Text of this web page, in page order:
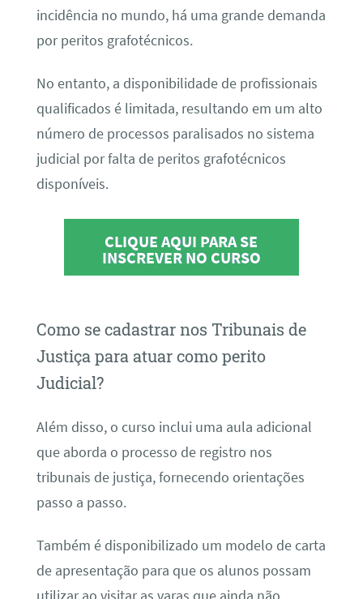
incidência no mundo, há uma grande demanda
por peritos grafotécnicos.
No entanto, a disponibilidade de profissionais
qualificados é limitada, resultando em um alto
número de processos paralisados no sistema
judicial por falta de peritos grafotécnicos
disponíveis.
CLIQUE AQUI PARA SE
INSCREVER NO CURSO
Como se cadastrar nos Tribunais de
Justiça para atuar como perito
Judicial?
Além disso, o curso inclui uma aula adicional
que aborda o processo de registro nos
tribunais de justiça, fornecendo orientações
passo a passo.
Também é disponibilizado um modelo de carta
de apresentação para que os alunos possam